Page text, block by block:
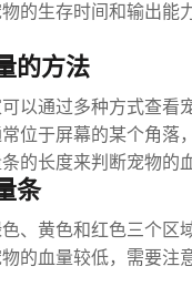
的生存时间和输出能
的方法
以通过多种方式查看
位于屏幕的某个角落
的长度来判断宠物的
条
、黄色和红色三个区
的血量较低，需要注